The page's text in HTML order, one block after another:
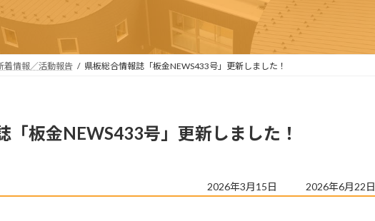
着情報／活動報告 県板総合情報誌「板金NEWS433号」更新しました！
「板金NEWS433号」更新しました！
2026年3月15日
最
終
2026年6月22日